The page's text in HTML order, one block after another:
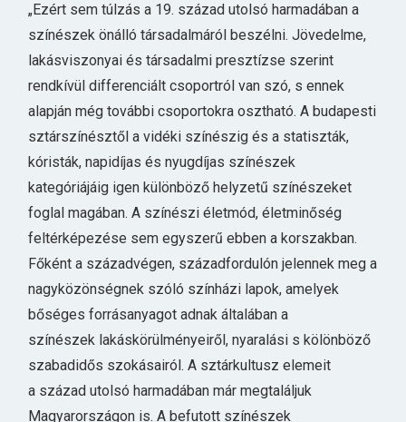
„Ezért sem túlzás a 19. század utolsó harmadában a
színészek önálló társadalmáról beszélni. Jövedelme,
lakásviszonyai és társadalmi presztízse szerint
rendkívül differenciált csoportról van szó, s ennek
alapján még további csoportokra osztható. A budapesti
sztárszínésztől a vidéki színészig és a statiszták,
kóristák, napidíjas és nyugdíjas színészek
kategóriájáig igen különböző helyzetű színészeket
foglal magában. A színészi életmód, életminőség
feltérképezése sem egyszerű ebben a korszakban.
Főként a századvégen, századfordulón jelennek meg a
nagyközönségnek szóló színházi lapok, amelyek
bőséges forrásanyagot adnak általában a
színészek lakáskörülményeiről, nyaralási s kölönböző
szabadidős szokásairól. A sztárkultusz elemeit
a század utolsó harmadában már megtaláljuk
Magyarországon is. A befutott színészek